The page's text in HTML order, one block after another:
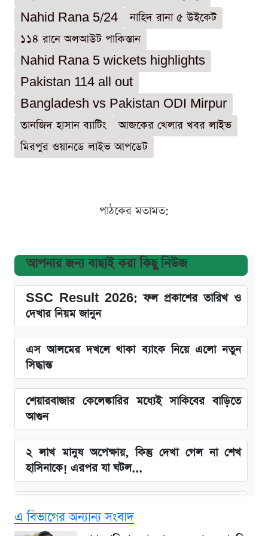
Nahid Rana 5/24
নাহিদ রানা ৫ উইকেট
১১৪ রানে অলআউট পাকিস্তান
Nahid Rana 5 wickets highlights
Pakistan 114 all out
Bangladesh vs Pakistan ODI Mirpur
তানজিদ হাসান ব্যাটিং
আজকের খেলার খবর লাইভ
মিরপুর ওয়ানডে লাইভ আপডেট
পাঠকের মতামত:
আপনার জন্য বাছাই করা কিছু নিউজ
SSC Result 2026: ফল প্রকাশের তারিখ ও
দেখার নিয়ম জানুন
এস আলমের দখলে থাকা ব্যাংক নিয়ে এলো নতুন
সিদ্ধান্ত
শেয়ারবাজার কেলেঙ্কারির মধ্যেই সাকিবের বাড়িতে
আগুন
২ লাখ মানুষ অপেক্ষায়, কিন্তু দেখা গেল না শেখ
হাসিনাকে! এরপর যা ঘটল...
Redmi K80 নিয়ে আপডেট
এ বিভাগের অন্যান্য সংবাদ